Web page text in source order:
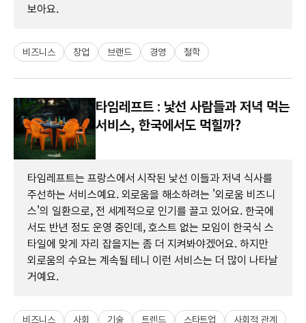
보아요.
비즈니스 창업 브랜드 경영 철학
타임레프트 : 낯선 사람들과 저녁 먹는
서비스, 한국에서도 먹힐까?
타임레프트는 프랑스에서 시작된 낯선 이들과 저녁 식사를
주선하는 서비스예요. 외로움을 해소하려는 '외로움 비즈니
스'의 일환으로, 전 세계적으로 인기를 끌고 있어요. 한국에
서도 반년 정도 운영 중인데, 호스트 없는 모임이 한국식 스
타일에 맞게 자리 잡을지는 좀 더 지켜봐야겠어요. 하지만
외로움의 수요는 계속될 테니 이런 서비스는 더 많이 나타날
거예요.
비즈니스 사회 기술 트렌드 스타트업
사회적 관계